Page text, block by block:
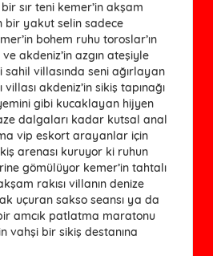
sır teni kemer’in akşam
bir yakut selin sadece
bohem ruhu toroslar’ın
akdeniz’in azgın ateşiyle
sahil villasında seni ağırlayan
akdeniz’in sikiş tapınağı
gibi kucaklayan hijyen
dalgaları kadar kutsal anal
vip eskort arayanlar için
arenası kuruyor ki ruhun
gömülüyor kemer’in tahtalı
rakısı villanın denize
uçuran sakso seansı ya da
amcık patlatma maratonu
vahşi bir sikiş destanına